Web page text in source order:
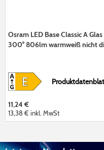
Osram LED Base Classic A
300° 806lm warmweiß nicht
11,24 €
13,38 € inkl. MwSt